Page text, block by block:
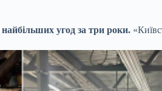
угод за три роки.